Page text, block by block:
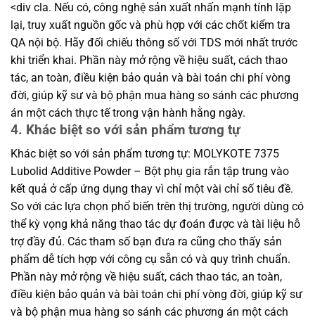
<div cla. Nếu có, công nghệ sản xuất nhấn mạnh tính lặp
lại, truy xuất nguồn gốc và phù hợp với các chốt kiểm tra
QA nội bộ. Hãy đối chiếu thông số với TDS mới nhất trước
khi triển khai. Phần này mở rộng về hiệu suất, cách thao
tác, an toàn, điều kiện bảo quản và bài toán chi phí vòng
đời, giúp kỹ sư và bộ phận mua hàng so sánh các phương
án một cách thực tế trong vận hành hằng ngày.
4. Khác biệt so với sản phẩm tương tự
Khác biệt so với sản phẩm tương tự: MOLYKOTE 7375
Lubolid Additive Powder – Bột phụ gia rắn tập trung vào
kết quả ở cấp ứng dụng thay vì chỉ một vài chỉ số tiêu đề.
So với các lựa chọn phổ biến trên thị trường, người dùng có
thể kỳ vọng khả năng thao tác dự đoán được và tài liệu hỗ
trợ đầy đủ. Các tham số bạn đưa ra cũng cho thấy sản
phẩm dễ tích hợp với công cụ sẵn có và quy trình chuẩn.
Phần này mở rộng về hiệu suất, cách thao tác, an toàn,
điều kiện bảo quản và bài toán chi phí vòng đời, giúp kỹ sư
và bộ phận mua hàng so sánh các phương án một cách